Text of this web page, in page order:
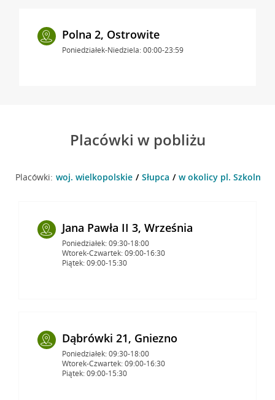
Polna 2, Ostrowite
Poniedziałek-Niedziela: 00:00-23:59
Placówki w pobliżu
Placówki: woj. wielkopolskie Słupca w okolicy pl. Szkolny
Jana Pawła II 3, Września
Poniedziałek: 09:30-18:00
Wtorek-Czwartek: 09:00-16:30
Piątek: 09:00-15:30
Dąbrówki 21, Gniezno
Poniedziałek: 09:30-18:00
Wtorek-Czwartek: 09:00-16:30
Piątek: 09:00-15:30